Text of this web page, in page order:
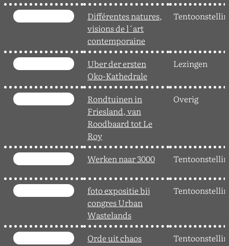
Différentes natures,
visions de l´art
contemporaine
Uber der ersten
Oko-Kathedrale
Lezingen
Rondtuinen in
Friesland, van
Roodbaard tot Le
Roy
Overig
Werken naar 3000
foto expositie bij
congres Urban
Wastelands
Orde uit chaos